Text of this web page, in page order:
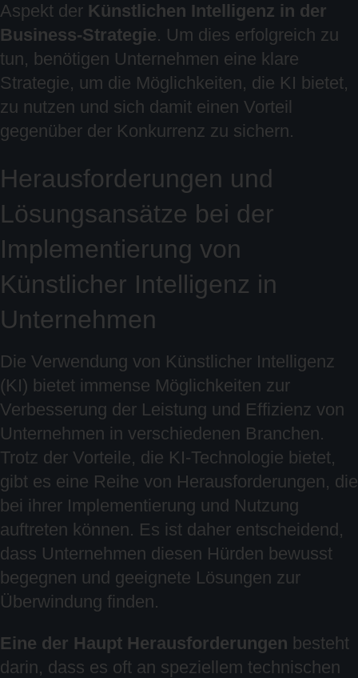
Aspekt der Künstlichen Intelligenz in der
Business-Strategie. Um dies erfolgreich zu
tun, benötigen Unternehmen eine klare
Strategie, um die Möglichkeiten, die KI bietet,
zu nutzen und sich damit einen Vorteil
gegenüber der Konkurrenz zu sichern.
Herausforderungen und
Lösungsansätze bei der
Implementierung von
Künstlicher Intelligenz in
Unternehmen
Die Verwendung von Künstlicher Intelligenz
(KI) bietet immense Möglichkeiten zur
Verbesserung der Leistung und Effizienz von
Unternehmen in verschiedenen Branchen.
Trotz der Vorteile, die KI-Technologie bietet,
gibt es eine Reihe von Herausforderungen, die
bei ihrer Implementierung und Nutzung
auftreten können. Es ist daher entscheidend,
dass Unternehmen diesen Hürden bewusst
begegnen und geeignete Lösungen zur
Überwindung finden.
Eine der Haupt Herausforderungen besteht
darin, dass es oft an speziellem technischen